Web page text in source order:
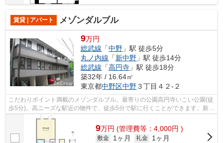
賃貸 | アパート メゾンダルブル
9万円
総武線 「中野 」駅 徒歩5分
丸ノ内線 「新中野 」駅 徒歩14分
総武線 「高円寺 」駅 徒歩18分
築32年 / 16.64㎡
東京都中野区中野３丁目４２-２
こだわりポイント満載のメゾンダルブル。最寄りの公園高円寺いこい公園(徒
歩5分)。高ニーズな駅近の物件で、徒歩5分で駅に行くことができます。新し
い物件ではありませんが、不便な点...
9万円 (管理費等：4,000円 )
敷金 1ヶ月 礼金
1ヶ月